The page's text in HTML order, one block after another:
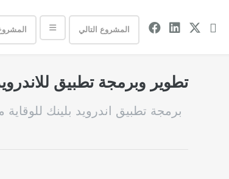
المشروع التالي
تطوير وبرمجة تطبيق
برمجة تطبيق اندرويد بلينك